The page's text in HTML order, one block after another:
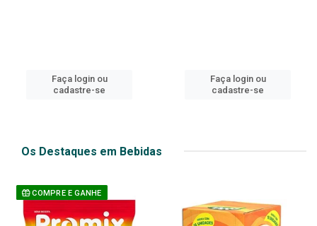
Faça login ou
cadastre-se
Faça login ou
cadastre-se
Os Destaques em Bebidas
COMPRE E GANHE